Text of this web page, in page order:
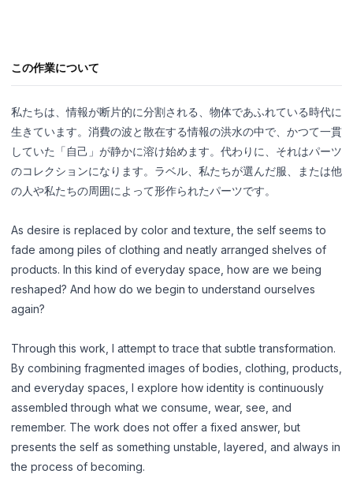
言語
ไทย
中文
ポートフォリオ作成 →
この作業について
私たちは、情報が断片的に分割される、物体であふれている時代に
生きています。消費の波と散在する情報の洪水の中で、かつて一貫
していた「自己」が静かに溶け始めます。代わりに、それはパーツ
のコレクションになります。ラベル、私たちが選んだ服、または他
の人や私たちの周囲によって形作られたパーツです。
As desire is replaced by color and texture, the self seems to
fade among piles of clothing and neatly arranged shelves of
products. In this kind of everyday space, how are we being
reshaped? And how do we begin to understand ourselves
again?
Through this work, I attempt to trace that subtle transformation.
By combining fragmented images of bodies, clothing, products,
and everyday spaces, I explore how identity is continuously
assembled through what we consume, wear, see, and
remember. The work does not offer a fixed answer, but
presents the self as something unstable, layered, and always in
the process of becoming.